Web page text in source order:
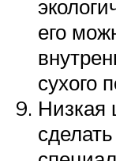
его
сухого
Низкая